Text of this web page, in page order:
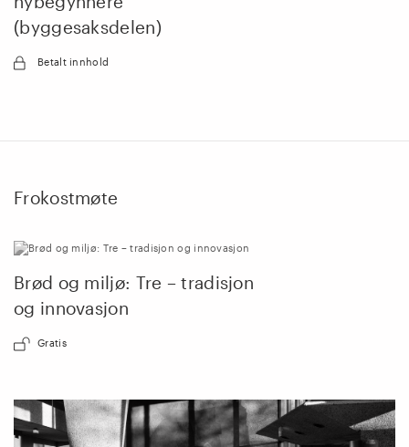
(byggesaksdelen)
Betalt innhold
Frokostmøte
Brød og miljø: Tre – tradisjon
og innovasjon
Gratis